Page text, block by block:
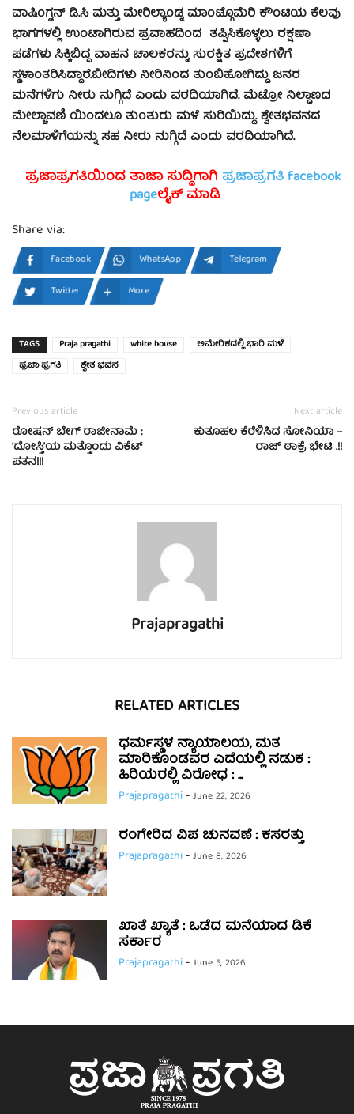
ವಾಷಿಂಗ್ಟನ್ ಡಿ.ಸಿ ಮತ್ತು ಮೇರಿಲ್ಯಾಂಡ್ನ ಮಾಂಟ್ಗೊಮೆರಿ ಕೌಂಟಿಯ ಕೆಲವು
ಭಾಗಗಳಲ್ಲಿ ಉಂಟಾಗಿರುವ ಪ್ರವಾಹದಿಂದ ತಪ್ಪಿಸಿಕೊಳ್ಳಲು ರಕ್ಷಣಾ
ಪಡೆಗಳು ಸಿಕ್ಕಿಬಿದ್ದ ವಾಹನ ಚಾಲಕರನ್ನು ಸುರಕ್ಷಿತ ಪ್ರದೇಶಗಳಿಗೆ
ಸ್ಥಳಾಂತರಿಸಿದ್ದಾರೆ.ಬೀದಿಗಳು ನೀರಿನಿಂದ ತುಂಬಿಹೋಗಿದ್ದು ಜನರ
ಮನೆಗಳಿಗು ನೀರು ನುಗ್ಗಿದೆ ಎಂದು ವರದಿಯಾಗಿದೆ. ಮೆಟ್ರೋ ನಿಲ್ದಾಣದ
ಮೇಲ್ಚಾವಣಿ ಯಿಂದಲೂ ತುಂತುರು ಮಳೆ ಸುರಿಯಿದ್ದು. ಶ್ವೇತಭವನದ
ನೆಲಮಾಳಿಗೆಯನ್ನು ಸಹ ನೀರು ನುಗ್ಗಿದೆ ಎಂದು ವರದಿಯಾಗಿದೆ.
ಪ್ರಜಾಪ್ರಗತಿಯಿಂದ ತಾಜಾ ಸುದ್ದಿಗಾಗಿ ಪ್ರಜಾಪ್ರಗತಿ facebook
pageಲೈಕ್ ಮಾಡಿ
Share via:
Facebook WhatsApp
Telegram
Twitter
More
TAGS Praja pragathi white house
ಅಮೇರಿಕದಲ್ಲಿ ಭಾರಿ ಮಳೆ
ಪ್ರಜಾ ಪ್ರಗತಿ
ಶ್ವೇತ ಭವನ
Previous article
ರೋಷನ್ ಬೇಗ್ ರಾಜೀನಾಮೆ :
‘ದೋಸ್ತಿ’ಯ ಮತ್ತೊಂದು ವಿಕೆಟ್
ಪತನ!!!
Next article
ಕುತೂಹಲ ಕೆರೆಳಿಸಿದ ಸೋನಿಯಾ –
ರಾಜ್ ಠಾಕ್ರೆ ಭೇಟಿ .!!
Prajapragathi
RELATED ARTICLES
ಧರ್ಮಸ್ಥಳ ನ್ಯಾಯಾಲಯ, ಮತ
ಮಾರಿಕೊಂಡವರ ಎದೆಯಲ್ಲಿ ನಡುಕ :
ಹಿರಿಯರಲ್ಲಿ ವಿರೋಧ : ...
Prajapragathi-June 22, 2026
ರಂಗೇರಿದ ವಿಪ ಚುನವಣೆ : ಕಸರತ್ತು
Prajapragathi-June 8, 2026
ಖಾತೆ ಖ್ಯಾತೆ : ಒಡೆದ ಮನೆಯಾದ ಡಿಕೆ
ಸರ್ಕಾರ
Prajapragathi-June 5, 2026